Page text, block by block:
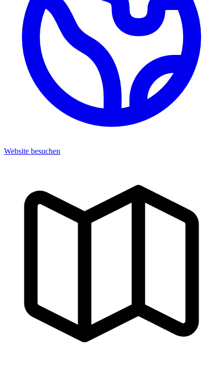
Website besuchen